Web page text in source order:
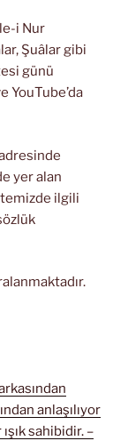
i Nur
Şuâlar gibi
günü
YouTube’da
yer alan
ilgili
anlaşılıyor
sahibidir. –